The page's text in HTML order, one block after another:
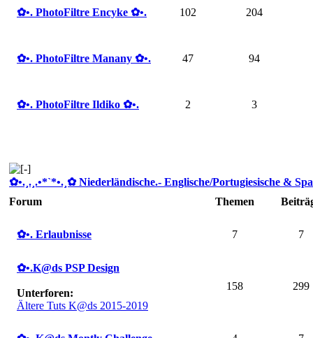
✿ •. PhotoFiltre Encyke ✿ •. 102 204
✿ •. PhotoFiltre Manany ✿ •. 47 94
✿ •. PhotoFiltre Ildiko ✿ •. 2 3
✿ •.¸.¸.•*`*•.¸✿ Niederländische.- Englische/Portugiesische &
Forum
Themen
✿ •. Erlaubnisse 7 7
✿ •.K@ds PSP Design
Unterforen:
Ältere Tuts K@ds 2015-2019
158 299